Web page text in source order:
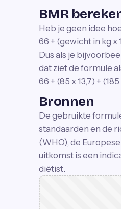
BMR
Heb je geen idee
66 + (gewicht in kg x
Dus als je
dat ziet de formule
66 + (85 x 13,7) +
Bronnen
De gebruikte
standaarden en de
(WHO), de
uitkomst is een
diëtist.